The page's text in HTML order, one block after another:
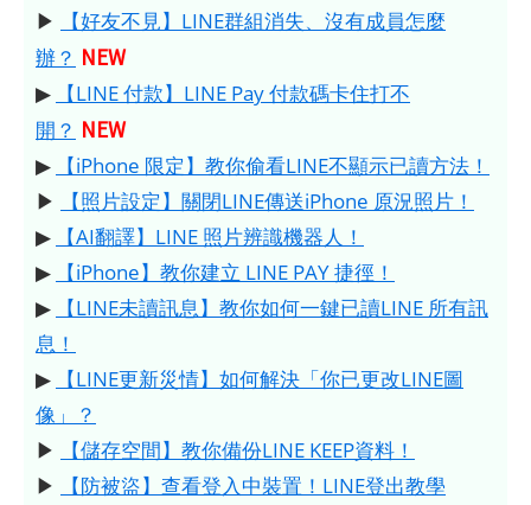
▶
【好友不見】LINE群組消失、沒有成員怎麼
辦？ NEW
▶
【LINE 付款】LINE Pay 付款碼卡住打不
開？ NEW
▶
【iPhone 限定】教你偷看LINE不顯示已讀方法！
▶
【照片設定】關閉LINE傳送iPhone 原況照片！
▶
【AI翻譯】LINE 照片辨識機器人！
▶
【iPhone】教你建立 LINE PAY 捷徑！
▶
【LINE未讀訊息】教你如何一鍵已讀LINE 所有訊
息！
▶
【LINE更新災情】如何解決「你已更改LINE圖
像」？
▶
【儲存空間】教你備份LINE KEEP資料！
▶
【防被盜】查看登入中裝置！LINE登出教學